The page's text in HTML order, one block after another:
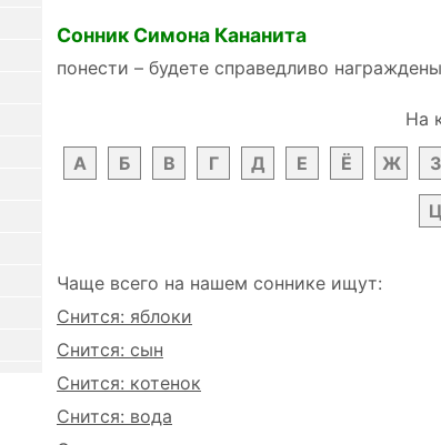
Сонник Симона Кананита
понести – будете справедливо награждены
На
А
Б В Г Д Е Ё Ж З
Ц
Чаще всего на нашем соннике ищут:
Снится: яблоки
Снится: сын
Снится: котенок
Снится: вода